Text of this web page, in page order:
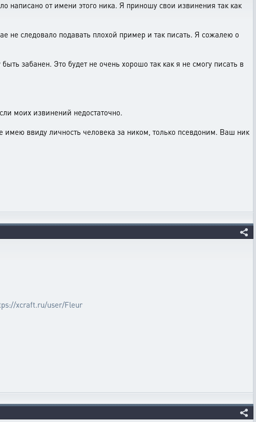
написано от имени этого ника. Я приношу свои извинения так как
следовало подавать плохой пример и так писать. Я сожалею о
забанен. Это будет не очень хорошо так как я не смогу писать в
моих извинений недостаточно.
имею ввиду личность человека за ником, только псевдоним. Ваш ник
xcraft.ru/user/Fleur